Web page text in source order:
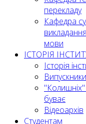
перекладу
Кафедра
мови
ІСТОРІЯ
Історія
Випускники
"Колишніх"
буває
Відеоархів
Студентам